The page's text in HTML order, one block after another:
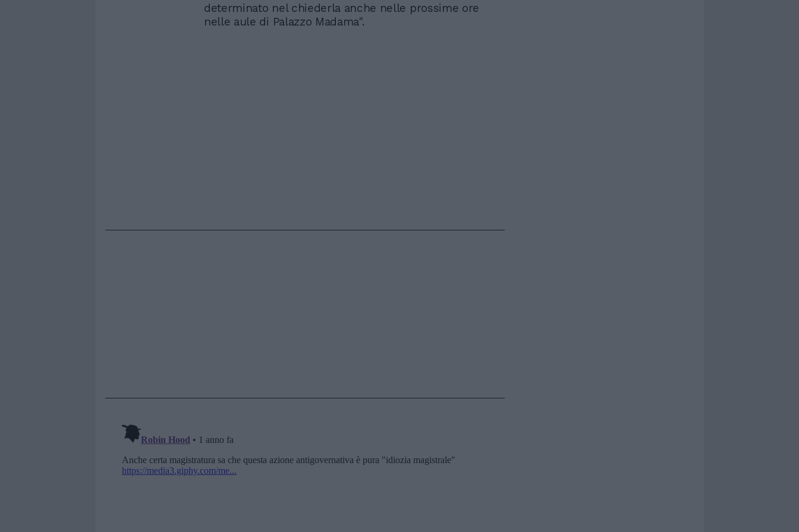
determinato nel chiederla anche nelle prossime ore
nelle aule di Palazzo Madama".